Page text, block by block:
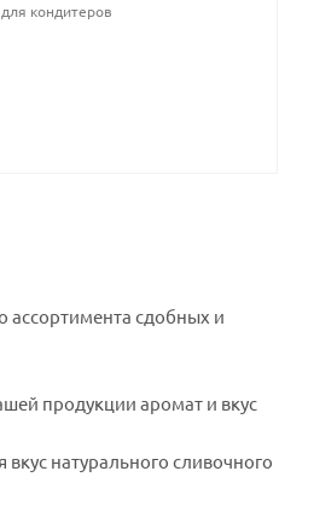
кондитеров
сдобных и
продукции аромат и вкус
натурального сливочного